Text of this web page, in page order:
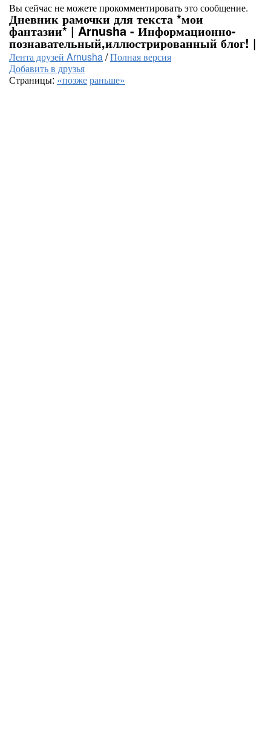
Вы сейчас не можете прокомментировать это сообщение.
Дневник рамочки для текста *мои
фантазии* | Arnusha - Информационно-
познавательный,иллюстрированный блог! |
Лента друзей Arnusha/Полная версия
Добавить в друзья
Страницы: «позжераньше»